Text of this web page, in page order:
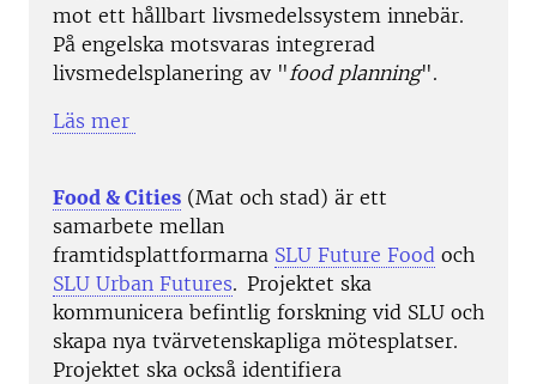
mot ett hållbart livsmedelssystem innebär.
På engelska motsvaras integrerad
livsmedelsplanering av " food planning".
Läs mer
Food & Cities (Mat och stad) är ett
samarbete mellan
framtidsplattformarna SLU Future Food och
SLU Urban Futures. Projektet ska
kommunicera befintlig forskning vid SLU och
skapa nya tvärvetenskapliga mötesplatser.
Projektet ska också identifiera